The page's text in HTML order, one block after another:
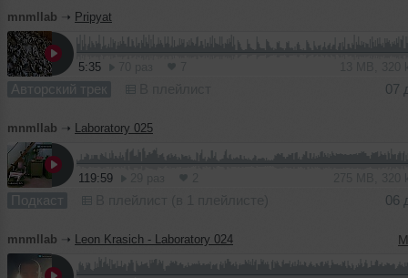
mnmllab ➝ Pripyat
5:35
Авторский трек 07
mnmllab ➝ Laboratory 025
119:59
Подкаст 06
mnmllab ➝ Leon Krasich - Laboratory 024